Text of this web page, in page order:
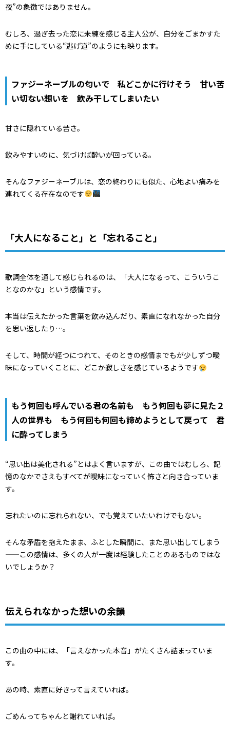
夜”の象徴ではありません。
むしろ、過ぎ去った恋に未練を感じる主人公が、自分をごまかすた
めに手にしている“逃げ道”のようにも映ります。
ファジーネーブルの匂いで 私どこかに行けそう 甘い苦
い切ない想いを 飲み干してしまいたい
甘さに隠れている苦さ。
飲みやすいのに、気づけば酔いが回っている。
そんなファジーネーブルは、恋の終わりにも似た、心地よい痛みを
連れてくる存在なのです
「大人になること」と「忘れること」
歌詞全体を通して感じられるのは、「大人になるって、こういうこ
となのかな」という感情です。
本当は伝えたかった言葉を飲み込んだり、素直になれなかった自分
を思い返したり…。
そして、時間が経つにつれて、そのときの感情までもが少しずつ曖
昧になっていくことに、どこか寂しさを感じているようです
もう何回も呼んでいる君の名前も もう何回も夢に見た２
人の世界も もう何回も何回も諦めようとして戻って 君
に酔ってしまう
“思い出は美化される”とはよく言いますが、この曲ではむしろ、記
憶のなかでさえもすべてが曖昧になっていく怖さと向き合っていま
す。
忘れたいのに忘れられない、でも覚えていたいわけでもない。
そんな矛盾を抱えたまま、ふとした瞬間に、また思い出してしまう
——この感情は、多くの人が一度は経験したことのあるものではな
いでしょうか？
伝えられなかった想いの余韻
この曲の中には、「言えなかった本音」がたくさん詰まっていま
す。
あの時、素直に好きって言えていれば。
ごめんってちゃんと謝れていれば。